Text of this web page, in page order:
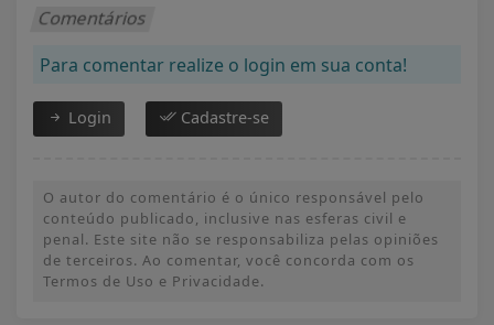
Comentários
Para comentar realize o login em sua conta!
Login Cadastre-se
O autor do comentário é o único responsável pelo
conteúdo publicado, inclusive nas esferas civil e
penal. Este site não se responsabiliza pelas opiniões
de terceiros. Ao comentar, você concorda com os
Termos de Uso e Privacidade.